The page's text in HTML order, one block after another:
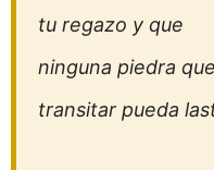
tu regazo y que
ninguna piedra
transitar pueda